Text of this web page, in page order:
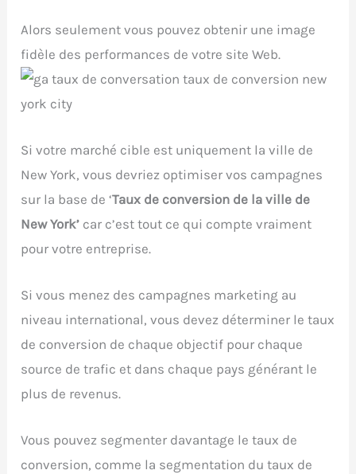
Alors seulement vous pouvez obtenir une image
fidèle des performances de votre site Web.
Si votre marché cible est uniquement la ville de
New York, vous devriez optimiser vos campagnes
sur la base de ‘Taux de conversion de la ville de
New York’ car c’est tout ce qui compte vraiment
pour votre entreprise.
Si vous menez des campagnes marketing au
niveau international, vous devez déterminer le taux
de conversion de chaque objectif pour chaque
source de trafic et dans chaque pays générant le
plus de revenus.
Vous pouvez segmenter davantage le taux de
conversion, comme la segmentation du taux de